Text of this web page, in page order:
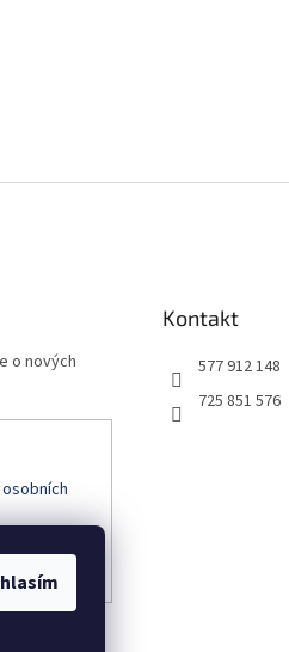
o nových
Kontakt
577 912 148
725 851 576